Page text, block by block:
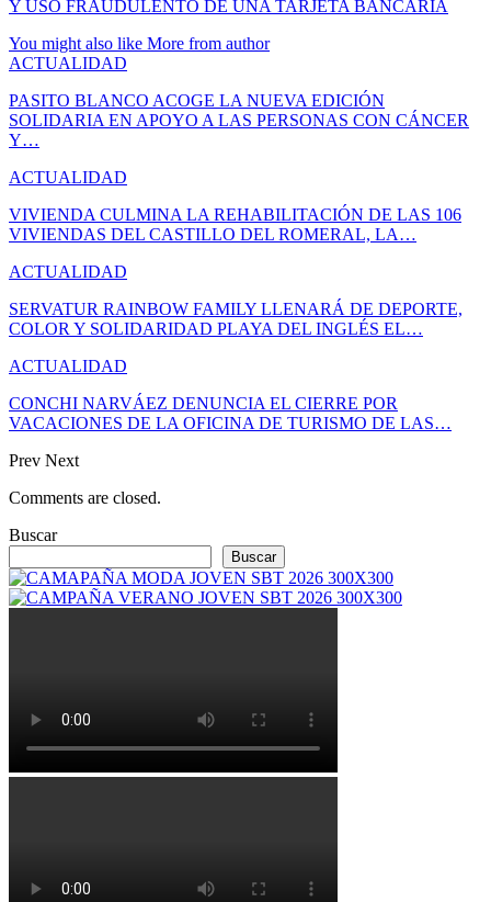
Y USO FRAUDULENTO DE UNA TARJETA BANCARIA
You might also like More from author
ACTUALIDAD
PASITO BLANCO ACOGE LA NUEVA EDICIÓN
SOLIDARIA EN APOYO A LAS PERSONAS CON CÁNCER
Y…
ACTUALIDAD
VIVIENDA CULMINA LA REHABILITACIÓN DE LAS 106
VIVIENDAS DEL CASTILLO DEL ROMERAL, LA…
ACTUALIDAD
SERVATUR RAINBOW FAMILY LLENARÁ DE DEPORTE,
COLOR Y SOLIDARIDAD PLAYA DEL INGLÉS EL…
ACTUALIDAD
CONCHI NARVÁEZ DENUNCIA EL CIERRE POR
VACACIONES DE LA OFICINA DE TURISMO DE LAS…
Prev Next
Comments are closed.
Buscar
Buscar